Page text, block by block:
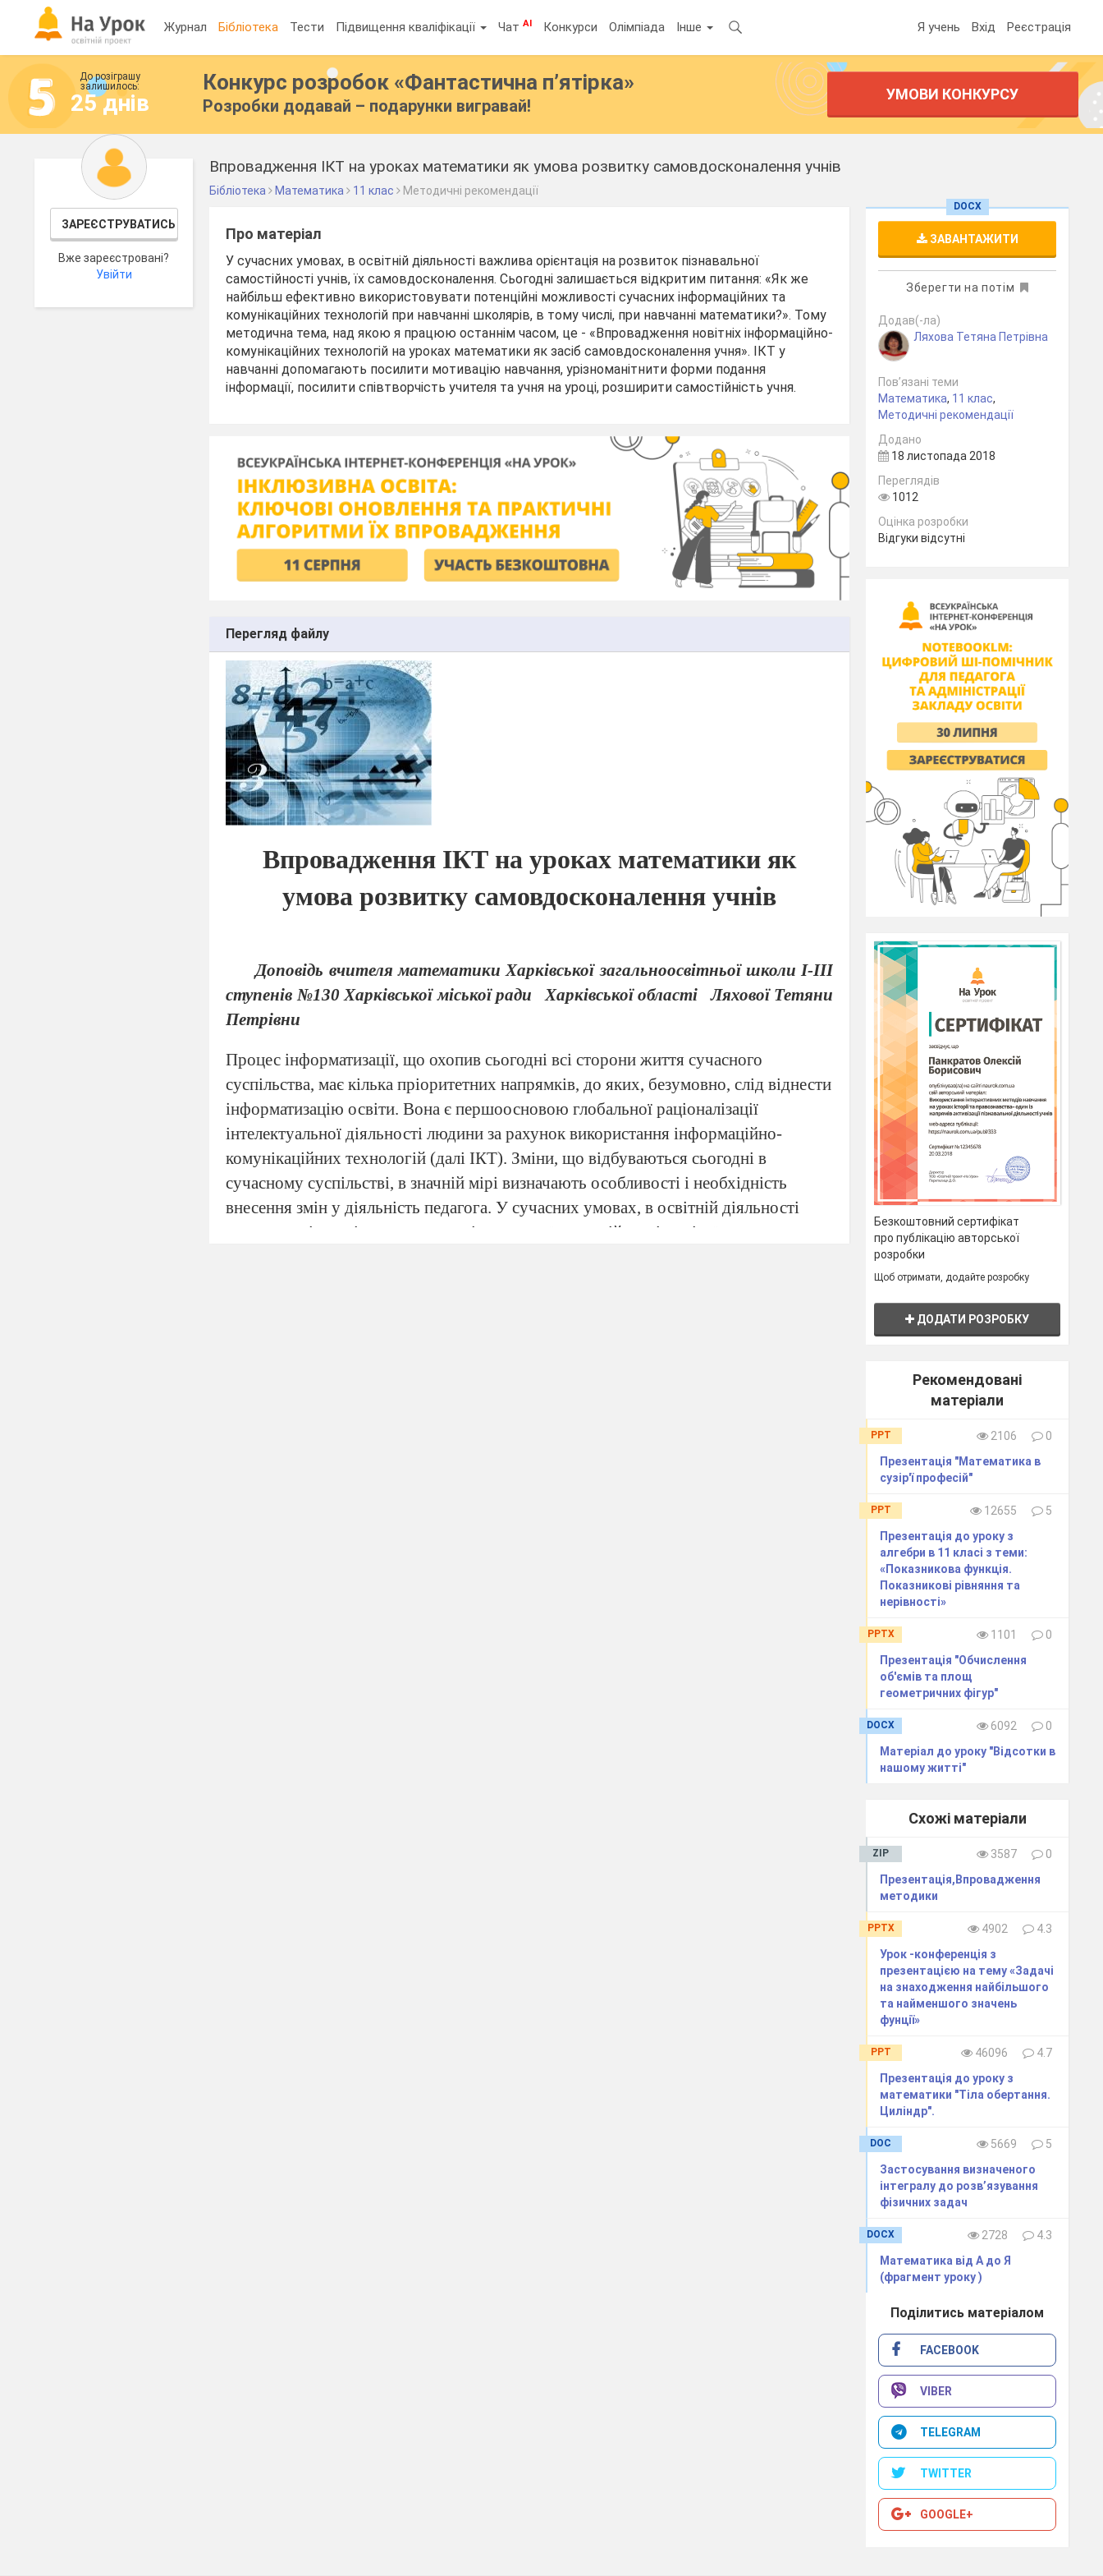
Журнал Бібліотека Тести Підвищення кваліфікації ЧатAI Конкурси Олімпіада Інше Я учень Вхід Реєстрація
До розіграшу
залишилось:
25 днів
Конкурс розробок «Фантастична п’ятірка»
Розробки додавай – подарунки вигравай!
УМОВИ КОНКУРСУ
ЗАРЕЄСТРУВАТИСЬ
Вже зареєстровані?
Увійти
Впровадження ІКТ на уроках математики як умова розвитку самовдосконалення учнів
Бібліотека Математика 11 клас Методичні рекомендації
Про матеріал
У сучасних умовах, в освітній діяльності важлива орієнтація на розвиток пізнавальної
самостійності учнів, їх самовдосконалення. Сьогодні залишається відкритим питання: «Як же
найбільш ефективно використовувати потенційні можливості сучасних інформаційних та
комунікаційних технологій при навчанні школярів, в тому числі, при навчанні математики?». Тому
методична тема, над якою я працюю останнім часом, це - «Впровадження новітніх інформаційно-
комунікаційних технологій на уроках математики як засіб самовдосконалення учня». ІКТ у
навчанні допомагають посилити мотивацію навчання, урізноманітнити форми подання
інформації, посилити співтворчість учителя та учня на уроці, розширити самостійність учня.
Перегляд файлу
Впровадження ІКТ на уроках математики як
умова розвитку самовдосконалення учнів
Доповідь вчителя математики Харківської загальноосвітньої школи І-ІІІ
ступенів №130 Харківської міської ради
Харківської області
Ляхової Тетяни
Петрівни
Процес інформатизації, що охопив сьогодні всі сторони життя сучасного
суспільства, має кілька пріоритетних напрямків, до яких, безумовно, слід віднести
інформатизацію освіти. Вона є першоосновою глобальної раціоналізації
інтелектуальної діяльності людини за рахунок використання інформаційно-
комунікаційних технологій (далі ІКТ). Зміни, що відбуваються сьогодні в
сучасному суспільстві, в значній мірі визначають особливості і необхідність
внесення змін у діяльність педагога. У сучасних умовах, в освітній діяльності
важлива орієнтація на розвиток пізнавальної самостійності учнів, їх
DOCX
ЗАВАНТАЖИТИ
Зберегти на потім
Додав(-ла)
Ляхова Тетяна Петрівна
Пов’язані теми
Математика, 11 клас,
Методичні рекомендації
Додано
18 листопада 2018
Переглядів
1012
Оцінка розробки
Відгуки відсутні
Безкоштовний сертифікат
про публікацію авторської
розробки
Щоб отримати, додайте розробку
ДОДАТИ РОЗРОБКУ
Рекомендовані
матеріали
PPT 2106
0
Презентація "Математика в
сузір'ї професій"
PPT 12655
5
Презентація до уроку з
алгебри в 11 класі з теми:
«Показникова функція.
Показникові рівняння та
нерівності»
PPTX 1101
0
Презентація "Обчислення
об'ємів та площ
геометричних фігур"
DOCX 6092
0
Матеріал до уроку "Відсотки в
нашому житті"
Схожі матеріали
ZIP 3587
0
Презентація,Впровадження
методики
PPTX 4902
4.3
Урок -конференція з
презентацією на тему «Задачі
на знаходження найбільшого
та найменшого значень
фунції»
PPT 46096
4.7
Презентація до уроку з
математики "Тіла обертання.
Циліндр".
DOC 5669
5
Застосування визначеного
інтегралу до розв’язування
фізичних задач
DOCX 2728
4.3
Математика від А до Я
(фрагмент уроку )
Поділитись матеріалом
FACEBOOK
VIBER
TELEGRAM
TWITTER
GOOGLE+